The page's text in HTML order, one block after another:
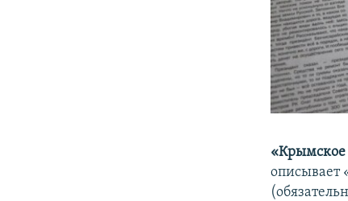
описывает